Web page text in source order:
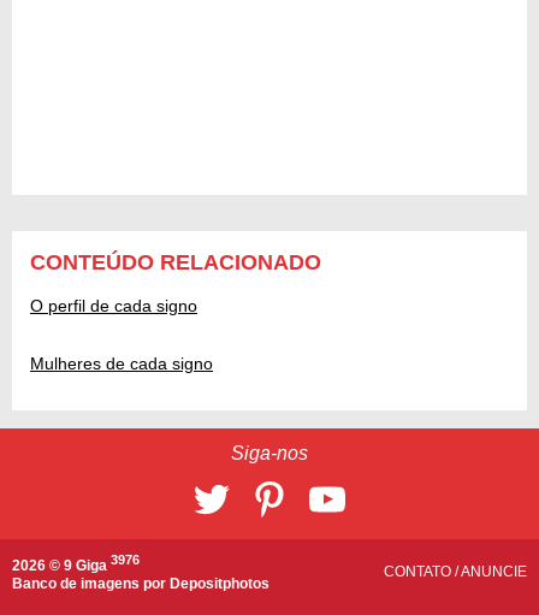
CONTEÚDO RELACIONADO
O perfil de cada signo
Mulheres de cada signo
Siga-nos
2026 © 9 Giga 3976
Banco de imagens por Depositphotos
CONTATO /ANUNCIE